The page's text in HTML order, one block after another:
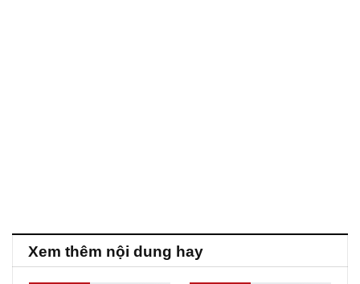
Xem thêm nội dung hay